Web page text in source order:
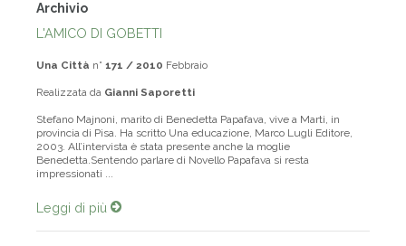
Archivio
L'AMICO DI GOBETTI
Una Città n° 171 / 2010 Febbraio
Realizzata da Gianni Saporetti
Stefano Majnoni, marito di Benedetta Papafava, vive a Marti, in
provincia di Pisa. Ha scritto Una educazione, Marco Lugli Editore,
2003. All’intervista è stata presente anche la moglie
Benedetta.Sentendo parlare di Novello Papafava si resta
impressionati ...
Leggi di più